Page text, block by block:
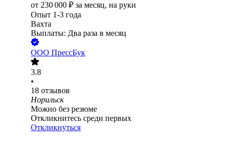
от 230 000 ₽ за месяц, на руки
Опыт 1-3 года
Вахта
Выплаты: Два раза в месяц
ООО ПрессБук
3.8
•
18 отзывов
Норильск
Можно без резюме
Откликнитесь среди первых
Откликнуться